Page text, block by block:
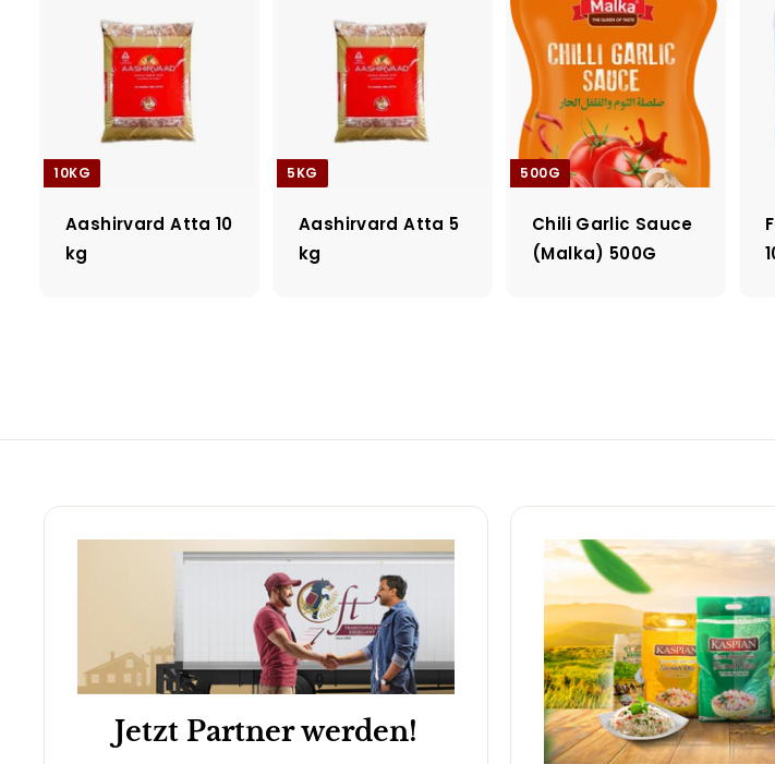
10KG
Aashirvard Atta 10
kg
5KG
Aashirvard Atta 5
kg
500G
Chili Garlic Sauce
(Malka) 500G
Jetzt Partner werden!